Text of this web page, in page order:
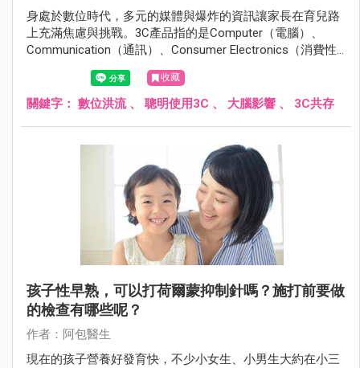
身處於數位時代，多元的媒體與爆炸的資訊讓家長在育兒路
上充滿焦慮與挑戰。3C產品指的是Computer（電腦）、
Communication（通訊）、Consumer Electronics（消費性
電子產品），涵蓋了電腦、手機、平板、數位相機、智慧家
電等眾多產品，以下內文提到的3C產品主要指手機、平板和
電視。
收藏
關鍵字： 數位洪流、 聰明使用3C 、 大腦影響 、 3C共存
孩子性早熟，可以打荷爾蒙抑制針嗎？施打前要做
的檢查有哪些呢？
作者：阿包醫生
現在的孩子營養好發育快，不少小女生、小男生大約在小三